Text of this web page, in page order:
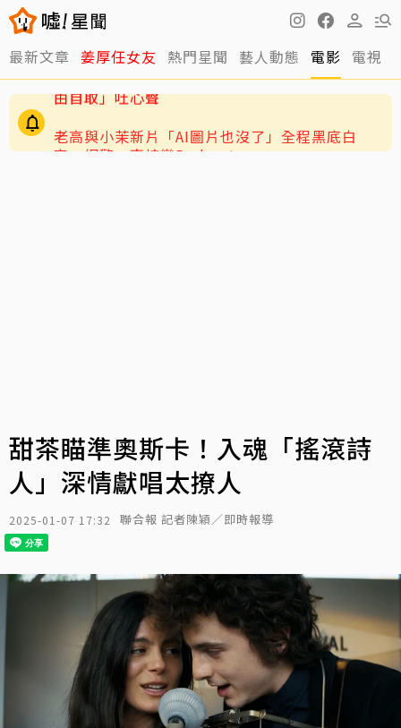
最新文章 姜厚任女友 熱門星聞 藝人動態 電影 電視
字 網驚：直接變Podcast
甜茶瞄準奧斯卡！入魂「搖滾詩
人」深情獻唱太撩人
2025-01-07 17:32 聯合報 記者陳穎／即時報導